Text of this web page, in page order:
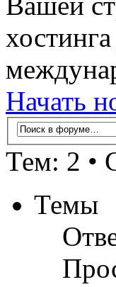
Начать
Тем: 2 •
Темы